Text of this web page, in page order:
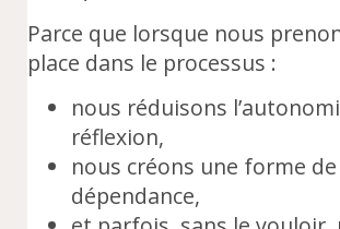
Parce que lorsque nous
place dans le processus :
nous réduisons
réflexion,
nous créons une forme de
dépendance,